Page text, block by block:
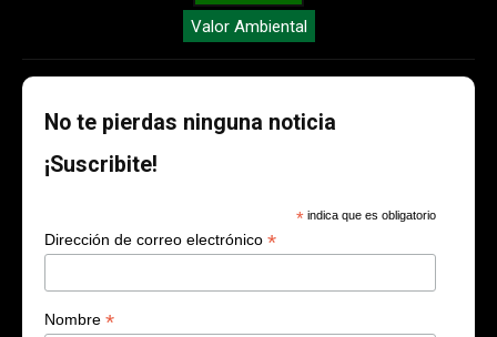
Valor Ambiental
No te pierdas ninguna noticia
¡Suscribite!
* indica que es obligatorio
Dirección de correo electrónico *
Nombre *